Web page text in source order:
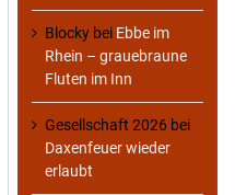
Blocky bei Ebbe im
Rhein – grauebraune
Fluten im Inn
Gesellschaft 2026 bei
Daxenfeuer wieder
erlaubt